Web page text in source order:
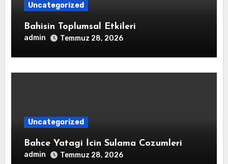
Uncategorized
Bahisin Toplumsal Etkileri
admin Temmuz 28, 2026
Uncategorized
Bahce Yatagi İcin Sulama Cozumleri
admin Temmuz 28, 2026